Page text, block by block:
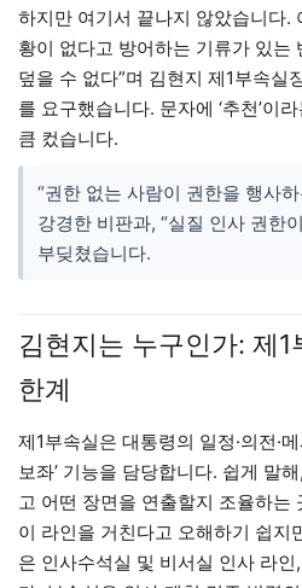
하지만 여기서 끝나지 않았습니다.
황이 없다고 방어하는 기류가 있는
덮을 수 없다”며 김현지 제1부속실
를 요구했습니다. 문자에 ‘추천’이
큼 컸습니다.
“권한 없는 사람이 권한을 행사
강경한 비판과, “실질 인사 권한
부딪쳤습니다.
김현지는 누구인가: 제
한계
제1부속실은 대통령의 일정·의전·
보좌’ 기능을 담당합니다. 쉽게 말
고 어떤 장면을 연출할지 조율하는
이 라인을 거친다고 오해하기 쉽지
은 인사수석실 및 비서실 인사 라